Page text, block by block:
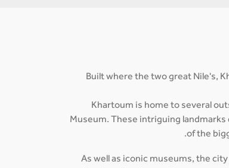
Built where the two great Nile's,
Khartoum is home to several
Museum. These intriguing
of the
As well as iconic museums, the